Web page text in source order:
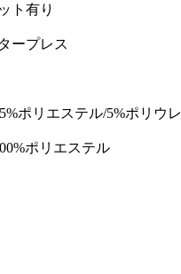
ト有り
ープレス
ポリエステル/5%ポリウ
ポリエステル